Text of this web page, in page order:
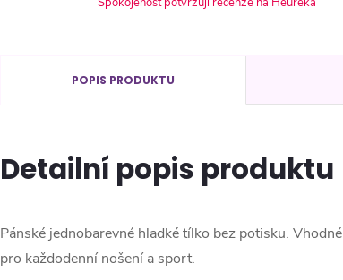
POPIS PRODUKTU
Detailní popis produktu
Pánské jednobarevné hladké tílko bez potisku. Vhodné
pro každodenní nošení a sport.